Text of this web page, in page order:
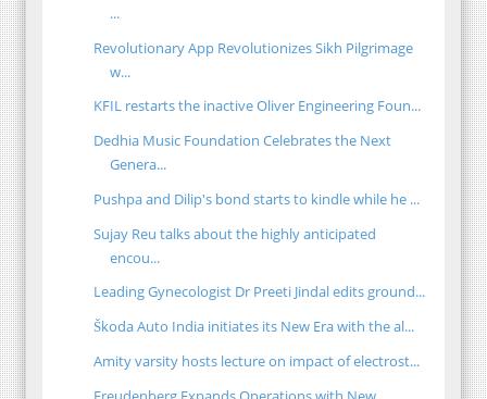
...
Revolutionary App Revolutionizes Sikh Pilgrimage
w...
KFIL restarts the inactive Oliver Engineering Foun...
Dedhia Music Foundation Celebrates the Next
Genera...
Pushpa and Dilip's bond starts to kindle while he ...
Sujay Reu talks about the highly anticipated
encou...
Leading Gynecologist Dr Preeti Jindal edits ground...
Škoda Auto India initiates its New Era with the al...
Amity varsity hosts lecture on impact of electrost...